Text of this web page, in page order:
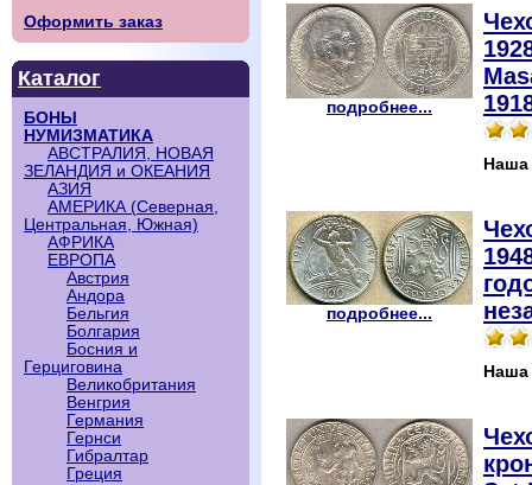
Оформить заказ
Каталог
БОНЫ
НУМИЗМАТИКА
АВСТРАЛИЯ, НОВАЯ
ЗЕЛАНДИЯ и ОКЕАНИЯ
АЗИЯ
АМЕРИКА (Северная,
Центральная, Южная)
АФРИКА
ЕВРОПА
Австрия
Андора
Бельгия
Болгария
Босния и
Герциговина
Великобритания
Венгрия
Германия
Гернси
Гибралтар
Греция
подробнее...
Наша
подробнее...
Наша